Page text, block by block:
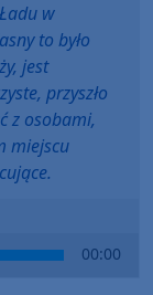
w
to było
jest
przyszło
z osobami,
miejscu
00:00